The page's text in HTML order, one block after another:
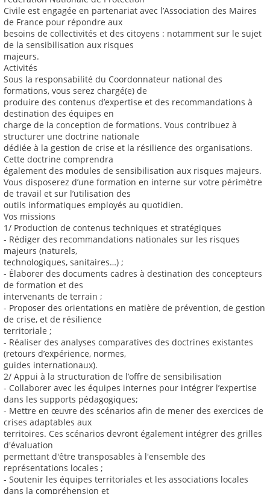
Civile est engagée en partenariat avec l’Association des Maires
de France pour répondre aux
besoins de collectivités et des citoyens : notamment sur le sujet
de la sensibilisation aux risques
majeurs.
Activités
Sous la responsabilité du Coordonnateur national des
formations, vous serez chargé(e) de
produire des contenus d’expertise et des recommandations à
destination des équipes en
charge de la conception de formations. Vous contribuez à
structurer une doctrine nationale
dédiée à la gestion de crise et la résilience des organisations.
Cette doctrine comprendra
également des modules de sensibilisation aux risques majeurs.
Vous disposerez d’une formation en interne sur votre périmètre
de travail et sur l’utilisation des
outils informatiques employés au quotidien.
Vos missions
1/ Production de contenus techniques et stratégiques
- Rédiger des recommandations nationales sur les risques
majeurs (naturels,
technologiques, sanitaires…) ;
- Élaborer des documents cadres à destination des concepteurs
de formation et des
intervenants de terrain ;
- Proposer des orientations en matière de prévention, de gestion
de crise, et de résilience
territoriale ;
- Réaliser des analyses comparatives des doctrines existantes
(retours d’expérience, normes,
guides internationaux).
2/ Appui à la structuration de l’offre de sensibilisation
- Collaborer avec les équipes internes pour intégrer l’expertise
dans les supports pédagogiques;
- Mettre en œuvre des scénarios afin de mener des exercices de
crises adaptables aux
territoires. Ces scénarios devront également intégrer des grilles
d'évaluation
permettant d'être transposables à l'ensemble des
représentations locales ;
- Soutenir les équipes territoriales et les associations locales
dans la compréhension et